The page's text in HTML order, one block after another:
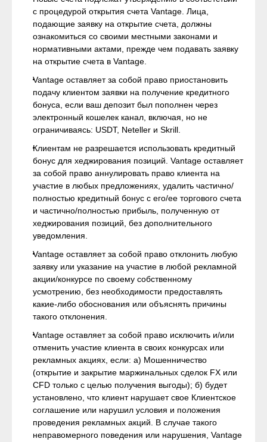
с процедурой открытия счета Vantage. Лица,
подающие заявку на открытие счета, должны
ознакомиться со своими местными законами и
нормативными актами, прежде чем подавать заявку
на открытие счета в Vantage.
Vantage оставляет за собой право приостановить
подачу клиентом заявки на получение кредитного
бонуса, если ваш депозит был пополнен через
электронный кошелек канал, включая, но не
ограничиваясь: USDT, Neteller и Skrill.
Клиентам не разрешается использовать кредитный
бонус для хеджирования позиций. Vantage оставляет
за собой право аннулировать право клиента на
участие в любых предложениях, удалить частично/
полностью кредитный бонус с его/ее торгового счета
и частично/полностью прибыль, полученную от
хеджирования позиций, без дополнительного
уведомления.
Vantage оставляет за собой право отклонить любую
заявку или указание на участие в любой рекламной
акции/конкурсе по своему собственному
усмотрению, без необходимости предоставлять
какие-либо обоснования или объяснять причины
такого отклонения.
Vantage оставляет за собой право исключить и/или
отменить участие клиента в своих конкурсах или
рекламных акциях, если: а) Мошенничество
(открытие и закрытие маржинальных сделок FX или
CFD только с целью получения выгоды); б) будет
установлено, что клиент нарушает свое Клиентское
соглашение или нарушил условия и положения
проведения рекламных акций. В случае такого
неправомерного поведения или нарушения, Vantage